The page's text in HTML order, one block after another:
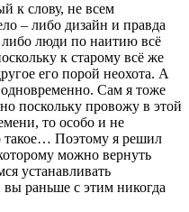
к слову, не всем
– либо дизайн и правда
либо люди по наитию всё
к старому всё же
его порой неохота. А
Сам я тоже
поскольку провожу в этой
то особо и не
такое… Поэтому я решил
можно вернуть
устанавливать
раньше с этим никогда